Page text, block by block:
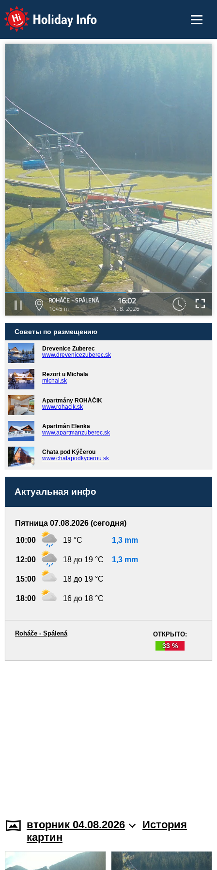
Holiday Info
ROHÁČE - SPÁLENÁ
1045 m
16:02
4. 8. 2026
Советы по размещению
Drevenice Zuberec
www.drevenicezuberec.sk
Rezort u Michala
michal.sk
Apartmány ROHÁČIK
www.rohacik.sk
Apartmán Elenka
www.apartmanzuberec.sk
Chata pod Kýčerou
www.chatapodkycerou.sk
Актуальная инфо
Пятница 07.08.2026 (сегодня)
10:00 19 °C 1,3 mm
12:00 18 до 19 °C 1,3 mm
15:00 18 до 19 °C
18:00 16 до 18 °C
ОТКРЫТО:
33 %
Roháče - Spálená
вторник 04.08.2026
История
картин